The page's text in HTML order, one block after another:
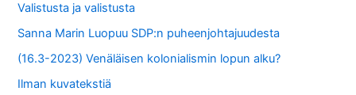
Valistusta ja valistusta
Sanna Marin Luopuu SDP:n puheenjohtajuudesta
(16.3-2023) Venäläisen kolonialismin lopun alku?
Ilman kuvatekstiä